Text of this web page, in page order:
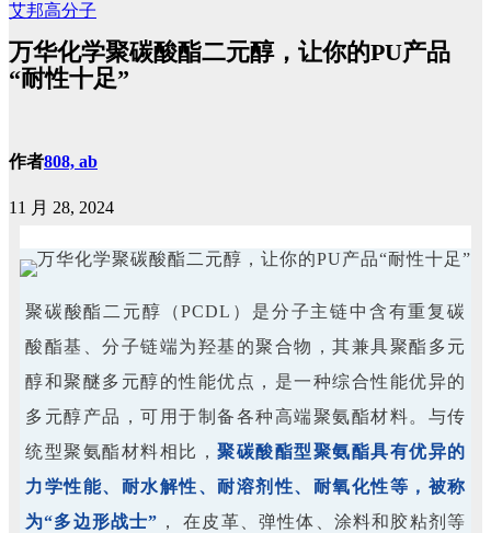
艾邦高分子
万华化学聚碳酸酯二元醇，让你的PU产品
“耐性十足”
作者808, ab
11 月 28, 2024
聚碳酸酯二元醇（PCDL）是分子主链中含有重复碳
酸酯基、分子链端为羟基的聚合物，其兼具聚酯多元
醇和聚醚多元醇的性能优点，是一种综合性能优异的
多元醇产品，可用于制备各种高端聚氨酯材料。与传
统型聚氨酯材料相比， 聚碳酸酯型聚氨酯具有优异的
力学性能、耐水解性、耐溶剂性、耐氧化性等，被称
为“多边形战士” ， 在皮革、弹性体、涂料和胶粘剂等